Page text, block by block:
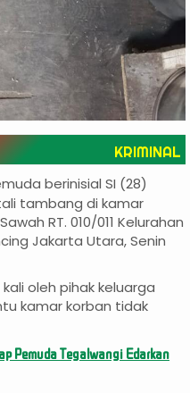
KRIMINAL
berinisial SI (28)
tambang di kamar
RT. 010/011 Kelurahan
Jakarta Utara, Senin
oleh pihak keluarga
kamar korban tidak
Pemuda Tegalwangi Edarkan